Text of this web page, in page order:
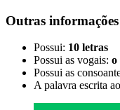
Outras
Possui: 10 letras
Possui as vogais: o
Possui as
A palavra escrita